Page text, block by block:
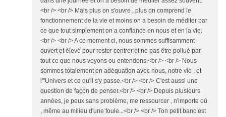
<br /> <br /> Mais plus on s'ouvre , plus on comprend le
fonctionnement de la vie et moins on a besoin de méditer par
ce que tout simplement on a confiance en nous et en la vie.
<br /> <br /> A ce moment ci, nous sommes suffisamment
ouvert et élevé pour rester centrer et ne pas être pollué par
tout ce que nous voyons ou entendons.<br /> <br /> Nous
sommes totalement en adéquation avec nous, notre vie , et
l'''Univers et ce qu'il s'y passe.<br /> <br /> C'est aussi une
question de façon de penser.<br /> <br /> Depuis plusieurs
années, je peux sans problème, me ressourcer , n'importe où
, même au milieu d'une foule...<br /> <br /> Ton petit banc est